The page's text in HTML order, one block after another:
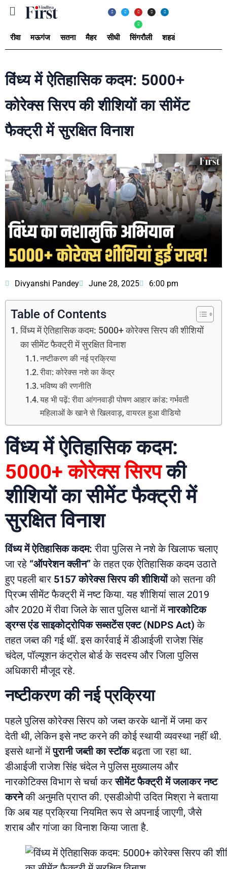
रीवा मऊगंज सतना मैहर सीधी सिंगरौली शहडोल
विंध्य में ऐतिहासिक कदम: 5000+
कोरेक्स सिरप की शीशियों का सीमेंट
फैक्ट्री में सुरक्षित विनाश
Divyanshi Pandey June 28, 2025 6:00 pm
Table of Contents
विंध्य में ऐतिहासिक कदम: 5000+ कोरेक्स सिरप की शीशियों
का सीमेंट फैक्ट्री में सुरक्षित विनाश
नष्टीकरण की नई प्रक्रिया
रीवा: कोरेक्स नशे का केंद्र
भविष्य की रणनीति
यह भी पढ़ें: रीवा आंगनवाड़ी पोषण आहार कांड: गर्भवती
महिलाओं के खाने से खिलवाड़, वायरल हुआ वीडियो
विंध्य में ऐतिहासिक कदम:
5000+ कोरेक्स सिरपकी
शीशियों का सीमेंट फैक्ट्री में
सुरक्षित विनाश
विंध्य में ऐतिहासिक कदम: रीवा पुलिस ने नशे के खिलाफ चलाए
जा रहे “ऑपरेशन क्लीन”के तहत एक ऐतिहासिक कदम उठाते
हुए पहली बार 5157 कोरेक्स सिरप की शीशियोंको सतना की
प्रिज्म सीमेंट फैक्ट्री में नष्ट किया. यह शीशियां साल 2019
और 2020 में रीवा जिले के सात पुलिस थानों मेंनारकोटिक
ड्रग्स एंड साइकोट्रोपिक सब्सटेंस एक्ट (NDPS Act) के
तहत जब्त की गई थीं. इस कार्रवाई में डीआईजी राजेश सिंह
चंदेल, पॉल्यूशन कंट्रोल बोर्ड के सदस्य और जिला पुलिस
अधिकारी मौजूद रहे.
नष्टीकरण की नई प्रक्रिया
पहले पुलिस कोरेक्स सिरप को जब्त करके थानों में जमा कर
देती थी, लेकिन इसे नष्ट करने की कोई स्थायी व्यवस्था नहीं थी.
इससे थानों मेंपुरानी जब्ती का स्टॉकबढ़ता जा रहा था.
डीआईजी राजेश सिंह चंदेल ने पुलिस मुख्यालय और
नारकोटिक्स विभाग से चर्चा करसीमेंट फैक्ट्री में जलाकर नष्ट
करनेकी अनुमति प्राप्त की. एसडीओपी उदित मिश्रा ने बताया
कि अब यह प्रक्रिया नियमित रूप से अपनाई जाएगी, जैसे
शराब और गांजा का विनाश किया जाता है.